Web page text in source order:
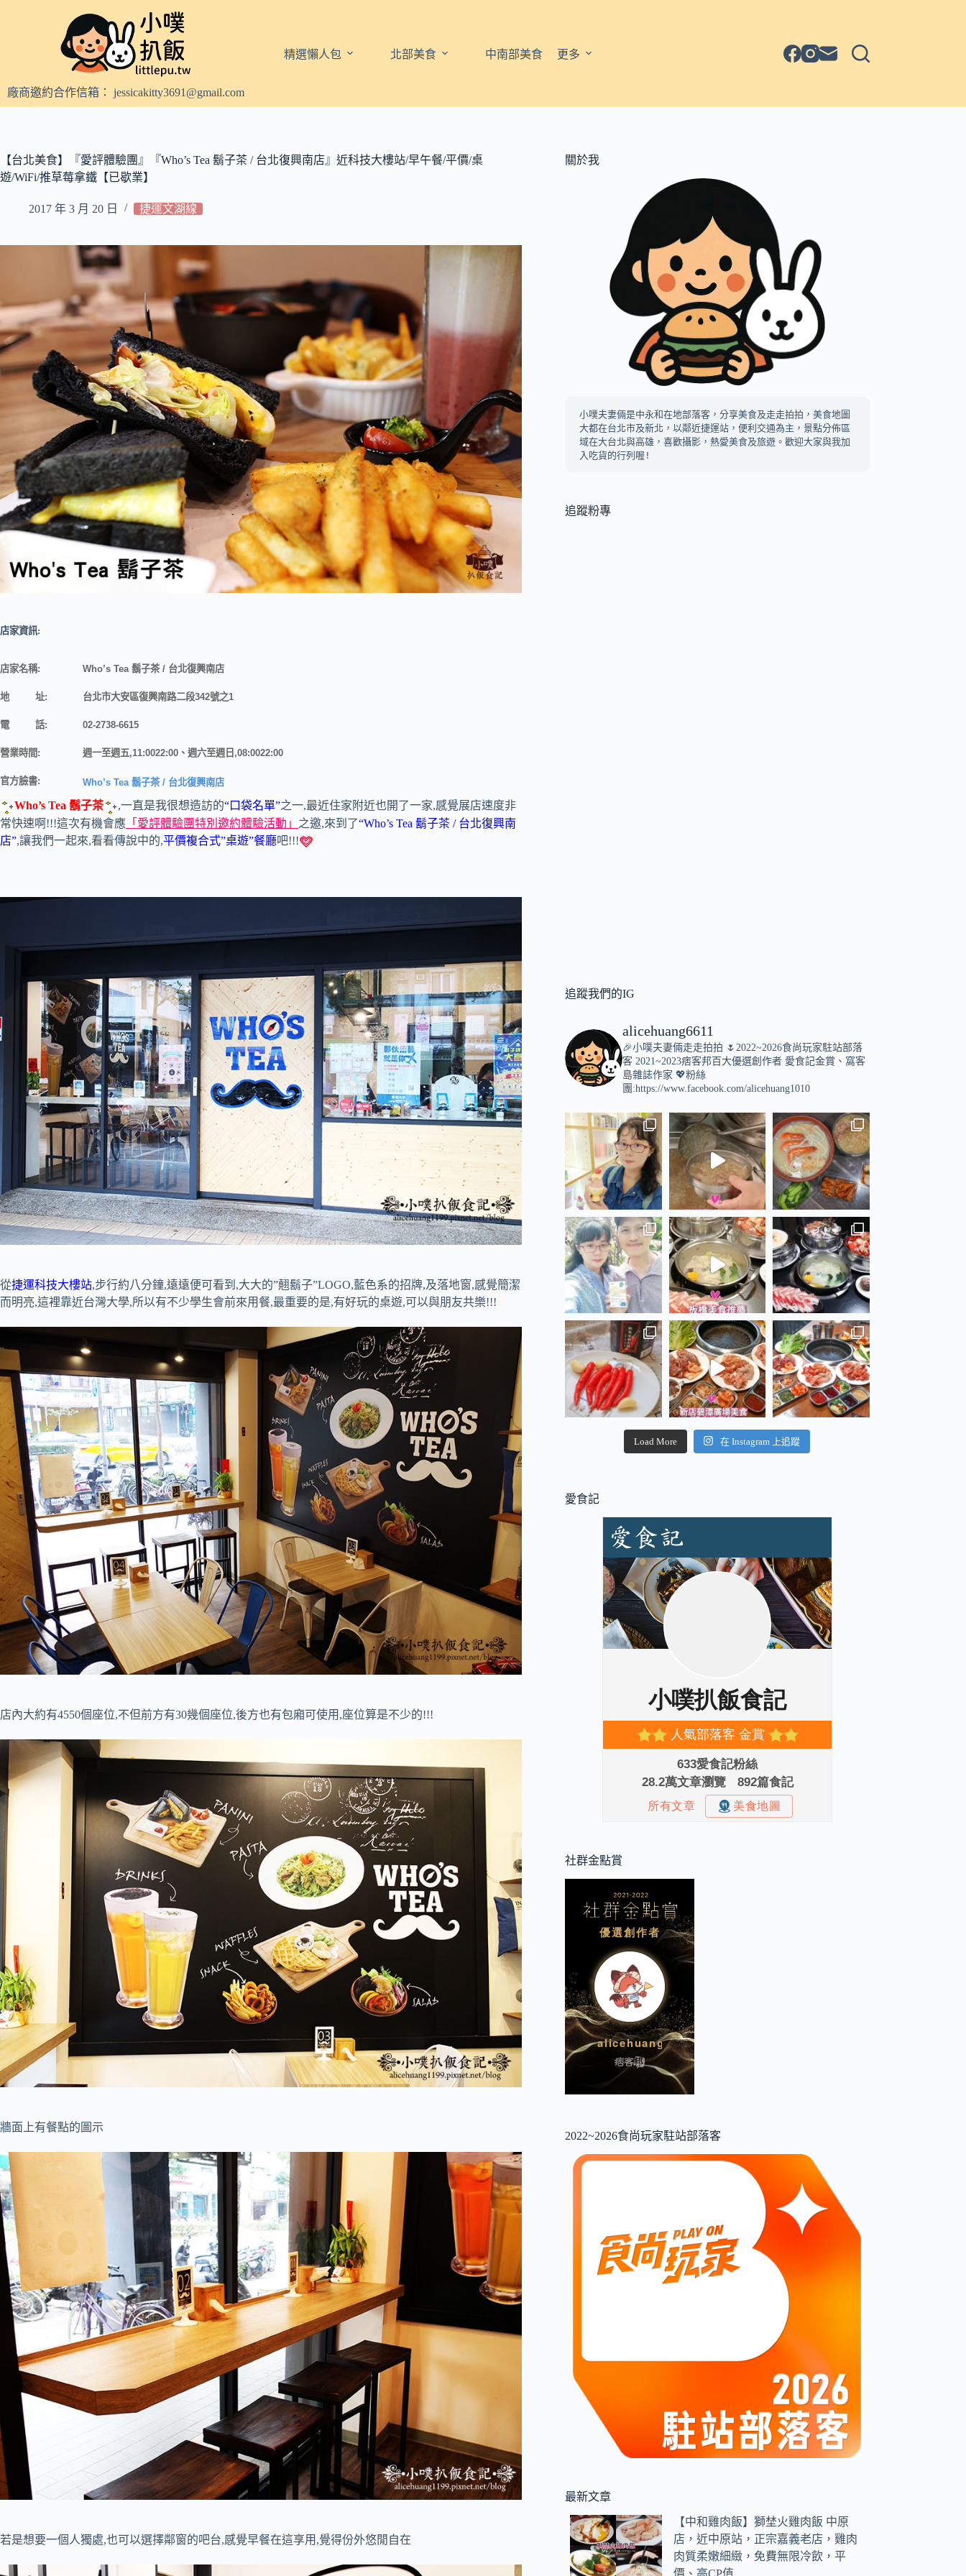
容廠商邀約合作信箱： jessicakitty3691@gmail.com
精選懶人包 北部美食 中南部美食 更多
【台北美食】『愛評體驗團』『Who’s Tea 鬍子茶 / 台北復興南店』近科技大樓站/早午餐/平價/桌
遊/WiFi/推草莓拿鐵【已歇業】
2017 年 3 月 20 日 捷運文湖線
店家資訊:
店家名稱: Who’s Tea 鬍子茶 / 台北復興南店
地 址: 台北市大安區復興南路二段342號之1
電 話: 02-2738-6615
營業時間: 週一至週五,11:0022:00、週六至週日,08:0022:00
官方臉書: Who’s Tea 鬍子茶 / 台北復興南店
Who’s Tea 鬍子茶 ,一直是我很想造訪的“口袋名單”之一,最近住家附近也開了一家,感覺展店速度非
常快速啊!!!這次有機會應 「愛評體驗團特別邀約體驗活動」 之邀,來到了“Who’s Tea 鬍子茶 / 台北復興南
店”,讓我們一起來,看看傳說中的,平價複合式”桌遊”餐廳吧!!!
從捷運科技大樓站,步行約八分鐘,遠遠便可看到,大大的”翹鬍子”LOGO,藍色系的招牌,及落地窗,感覺簡潔
而明亮,這裡靠近台灣大學,所以有不少學生會前來用餐,最重要的是,有好玩的桌遊,可以與朋友共樂!!!
店內大約有4550個座位,不但前方有30幾個座位,後方也有包廂可使用,座位算是不少的!!!
牆面上有餐點的圖示
若是想要一個人獨處,也可以選擇鄰窗的吧台,感覺早餐在這享用,覺得份外悠閒自在
關於我
小噗夫妻倆是中永和在地部落客，分享美食及走走拍拍，美食地圖
大都在台北市及新北，以鄰近捷運站，便利交通為主，景點分佈區
域在大台北與高雄，喜歡攝影，熱愛美食及旅遊。歡迎大家與我加
入吃貨的行列喔!
追蹤粉專
追蹤我們的IG
alicehuang6611
🎉小噗夫妻倆走走拍拍 🌷2022~2026食尚玩家駐站部落
客 2021~2023痞客邦百大優選創作者 愛食記金賞、窩客
島雜誌作家 💖粉絲
團:https://www.facebook.com/alicehuang1010
Load More 在 Instagram 上追蹤
愛食記
社群金點賞
2022~2026食尚玩家駐站部落客
最新文章
【中和雞肉飯】獅埜火雞肉飯 中原
店，近中原站，正宗嘉義老店，雞肉
肉質柔嫩細緻，免費無限冷飲，平
價、高CP值